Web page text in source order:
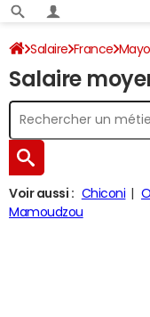
Salaire France
Salaire
Voir aussi : Chiconi
Mamoudzou